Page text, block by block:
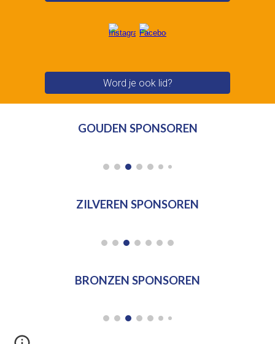
Word je ook lid?
GOUDEN SPONSOREN
ZILVEREN SPONSOREN
BRONZEN SPONSOREN